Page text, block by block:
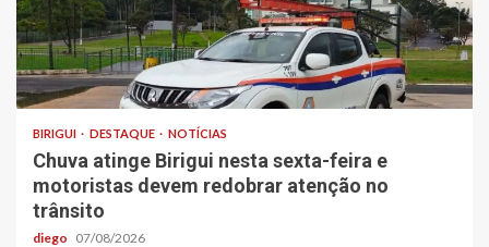
BIRIGUI DESTAQUE NOTÍCIAS
Chuva atinge Birigui nesta sexta-feira e
motoristas devem redobrar atenção no
trânsito
diego 07/08/2026